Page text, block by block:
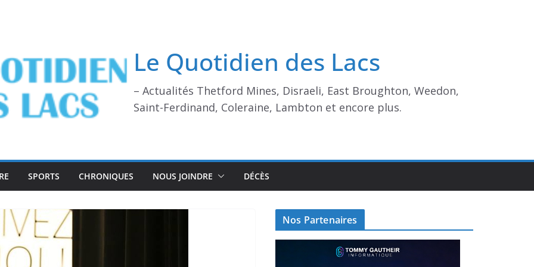
Le Quotidien des Lacs
– Actualités Thetford Mines, Disraeli, East Broughton, Weedon,
Saint-Ferdinand, Coleraine, Lambton et encore plus.
SPORTS CHRONIQUES NOUS JOINDRE DÉCÈS
Nos Partenaires